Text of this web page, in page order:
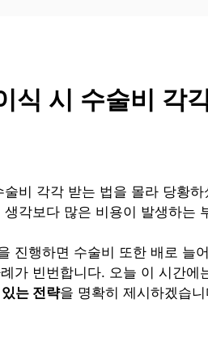
식 시 수술비 각
비 각각 받는 법을 몰라 당황
각보다 많은 비용이 발생하는
진행하면 수술비 또한 배로 늘
가 빈번합니다. 오늘 이 시간에
는 전략을 명확히 제시하겠습니